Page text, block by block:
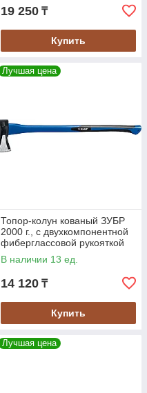
19 250 ₸
Купить
Лучшая цена
Топор-колун кованый ЗУБР
2000 г., с двухкомпонентной
фиберглассовой рукояткой
800 мм (20616-20)
В наличии 13 ед.
14 120 ₸
Купить
Лучшая цена